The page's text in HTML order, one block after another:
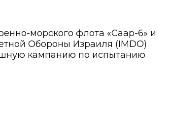
морского флота «Саар-6» и
Обороны Израиля (IMDO)
кампанию по испытанию